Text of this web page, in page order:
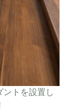
ントを設置し